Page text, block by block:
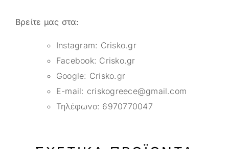
Βρείτε μας στα:
Instagram: Crisko.gr
Facebook: Crisko.gr
Google: Crisko.gr
E-mail: criskogreece@gmail.com
Τηλέφωνο: 6970770047